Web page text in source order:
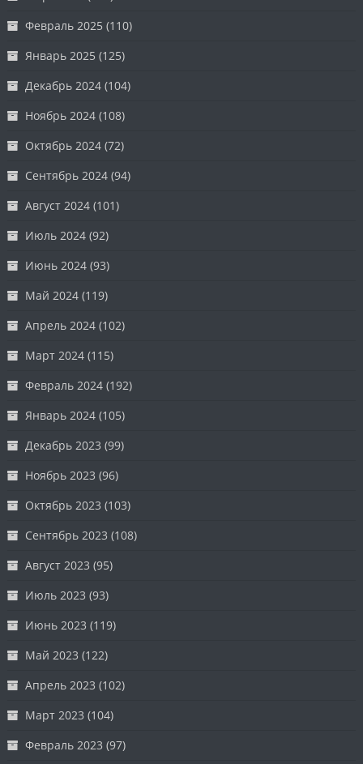
Февраль 2025 (110)
Январь 2025 (125)
Декабрь 2024 (104)
Ноябрь 2024 (108)
Октябрь 2024 (72)
Сентябрь 2024 (94)
Август 2024 (101)
Июль 2024 (92)
Июнь 2024 (93)
Май 2024 (119)
Апрель 2024 (102)
Март 2024 (115)
Февраль 2024 (192)
Январь 2024 (105)
Декабрь 2023 (99)
Ноябрь 2023 (96)
Октябрь 2023 (103)
Сентябрь 2023 (108)
Август 2023 (95)
Июль 2023 (93)
Июнь 2023 (119)
Май 2023 (122)
Апрель 2023 (102)
Март 2023 (104)
Февраль 2023 (97)